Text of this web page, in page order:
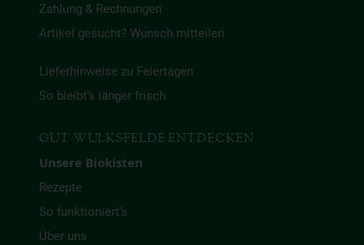
Zahlung & Rechnungen
Artikel gesucht? Wunsch mitteilen
Lieferhinweise zu Feiertagen
So bleibt’s länger frisch
GUT WULKSFELDE ENTDECKEN
Unsere Biokisten
Rezepte
So funktioniert’s
Über uns